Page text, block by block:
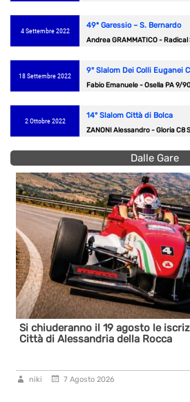
4 Settembre 2022
49ª Garessio – S. Bernardo
Andrea GRAMMATICO - Radical
18 Settembre 2022
9° Slalom Dei Colli Euganei
Fabio Emanuele - Osella PA 9/
2 Ottobre 2022
14° Slalom Città di Bolca
ZANONI Alessandro - Gloria C8
Dalle Gare
Si chiuderanno il 19 agosto le
Città di Alessandria della Rocca
niki 7 Agosto 2026